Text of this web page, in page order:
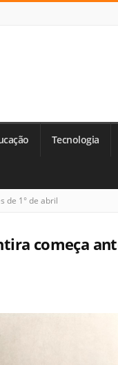
Tecnologia
de 1° de abril
começa